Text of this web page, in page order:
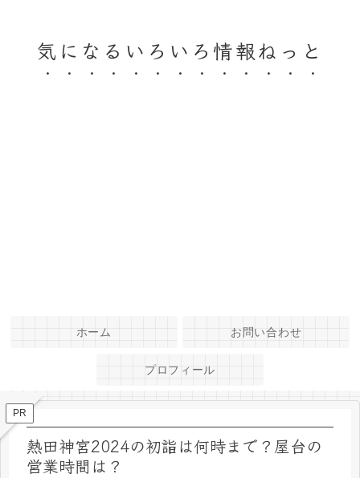
気になるいろいろ情報ねっと
ホーム お問い合わせ
プロフィール
PR
熱田神宮2024の初詣は何時まで？屋台の
営業時間は？